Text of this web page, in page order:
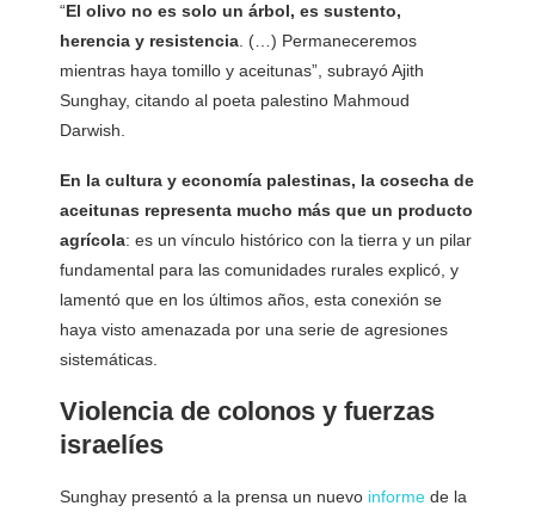
“El olivo no es solo un árbol, es sustento,
herencia y resistencia. (…) Permaneceremos
mientras haya tomillo y aceitunas”, subrayó Ajith
Sunghay, citando al poeta palestino Mahmoud
Darwish.
En la cultura y economía palestinas, la cosecha de
aceitunas representa mucho más que un producto
agrícola: es un vínculo histórico con la tierra y un pilar
fundamental para las comunidades rurales explicó, y
lamentó que en los últimos años, esta conexión se
haya visto amenazada por una serie de agresiones
sistemáticas.
Violencia de colonos y fuerzas
israelíes
Sunghay presentó a la prensa un nuevo informe de la